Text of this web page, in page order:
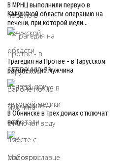
В МРНЦ выполнили первую в
Калужской области операцию на
печени, при которой меди…
Трагедия на Протве - в Тарусском
районе погиб мужчина
В Обнинске в трех домах отключат
воду